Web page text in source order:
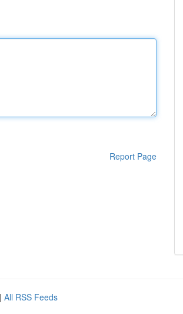
Report Page
| All RSS Feeds